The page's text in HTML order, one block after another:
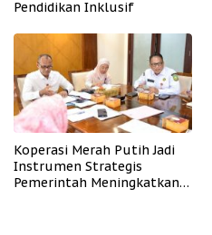
Pendidikan Inklusif
Koperasi Merah Putih Jadi
Instrumen Strategis
Pemerintah Meningkatkan